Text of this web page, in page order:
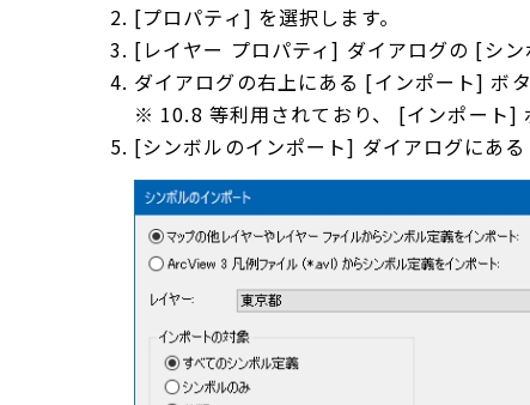
[プロパティ] を選択します。
[レイヤー プロパティ] ダイアログの [シン
ダイアログの右上にある [インポート] ボタ
※ 10.8 等利用されており、 [インポート]
[シンボルのインポート] ダイアログにあ